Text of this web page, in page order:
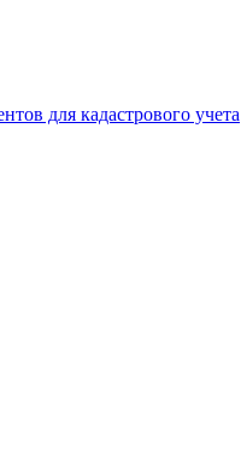
для кадастрового учета